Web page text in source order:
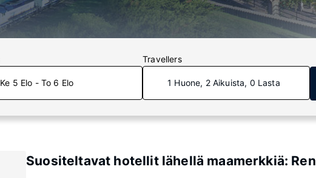
Ke 5 Elo - To 6 Elo
Travellers
1 Huone, 2 Aikuista, 0 Lasta
Suositeltavat hotellit lähellä maamerkkiä: